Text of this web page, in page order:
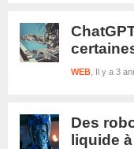
Il y a 3
WEB
Des
liquide